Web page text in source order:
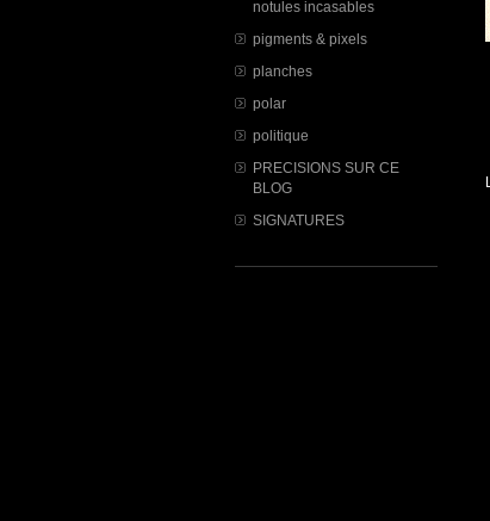
notules incasables
pigments & pixels
planches
polar
politique
PRECISIONS SUR CE
BLOG
SIGNATURES